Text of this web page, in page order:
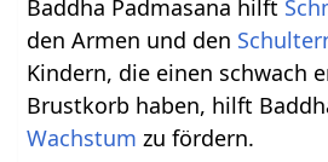
Baddha Padmasana hilft
den Armen und den
Kindern, die einen schwach
Brustkorb haben, hilft
Wachstum zu fördern.